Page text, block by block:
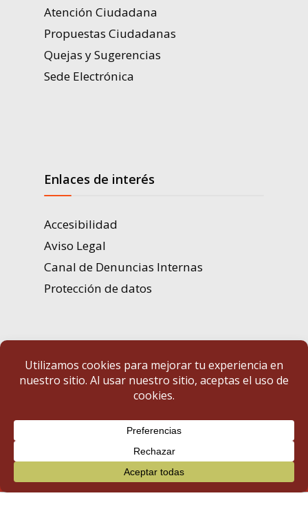
Atención Ciudadana
Propuestas Ciudadanas
Quejas y Sugerencias
Sede Electrónica
Enlaces de interés
Accesibilidad
Aviso Legal
Canal de Denuncias Internas
Protección de datos
Portal de Transparencia | Diputación de Badajoz